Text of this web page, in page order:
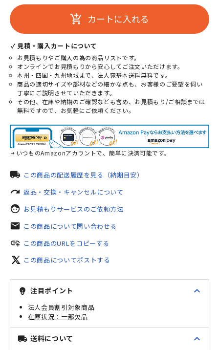
add_shopping_cart カートに入れる
✓ 見積・購入カートについて
お見積もりやご購入の為の商品リストです。
オンラインでお見積もりから安心してご注文いただけます。
本州・四国・九州地域まで、法人宛基本送料無料です。
商品の適切サイズや部材などの細かな点も、お客様のご要望を伺い
丁寧にご説明させていただきます。
その他、在庫や納期のご確認なども含め、お見積もり/ご相談までは
無料ですので、お気軽にご依頼ください。
いつものAmazonアカウントで、簡単に決済可能です。
local_shipping この商品の配送履歴を見る（納期目安）
redo 返品・交換・キャンセルについて
face お見積もりサービスのご依頼方法
mail この商品について問い合わせる
add_link この商品のURLをコピーする
この商品についてポストする
emoji_objects 注目ポイント expand_less
法人会員割引対象商品
一部欠品
local_shipping 送料について expand_less